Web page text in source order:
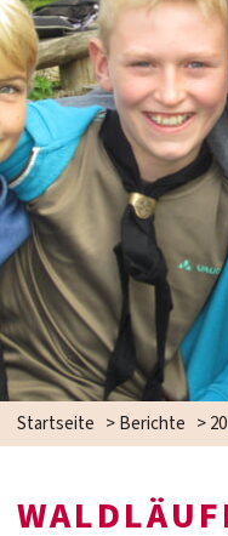
Startseite >Berichte >